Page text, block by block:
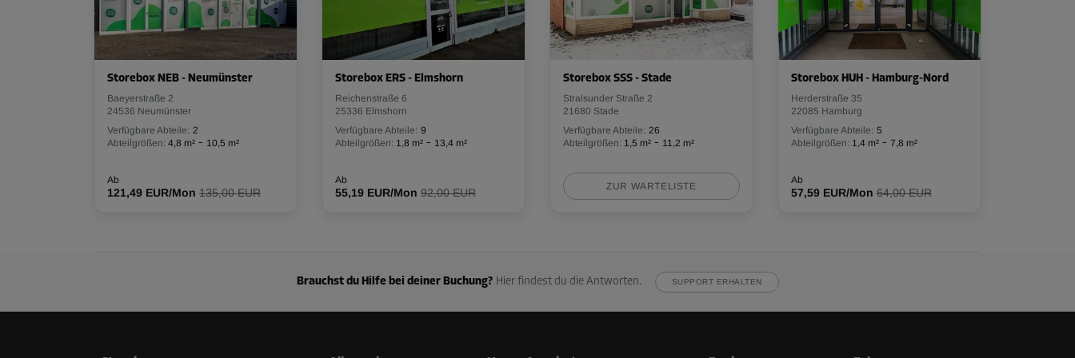
L:1,4m B:1m
45,89 EUR/Mon
Abteil 76
Fläche: 1,4 m²
Volumen: 3,6 m³
Ab 45,89 EUR/Mon
Ab 17,09 EUR/Mon
Abteil 85
Storebox NEB - Neumünster
Baeyerstraße 2
24536 Neumünster
Verfügbare Abteile: 2
Abteilgrößen: 4,8 m² - 10,5 m²
Ab
121,49 EUR/Mon 135,00 EUR
Storebox ERS - Elmshorn
Reichenstraße 6
25336 Elmshorn
Verfügbare Abteile: 9
Abteilgrößen: 1,8 m² - 13,4 m²
Ab
55,19 EUR/Mon 92,00 EUR
Storebox SSS - Stade
Stralsunder Straße 2
21680 Stade
Verfügbare Abteile: 26
Abteilgrößen: 1,5 m² - 11,2 m²
ZUR WARTELISTE
Storebox HUH - Hamburg-Nord
Herderstraße 35
22085 Hamburg
Verfügbare Abteile: 5
Abteilgrößen: 1,4 m² - 7,8 m²
Ab
57,59 EUR/Mon 64,00 EUR
Brauchst du Hilfe bei deiner Buchung? Hier findest du die Antworten. SUPPORT ERHALTEN